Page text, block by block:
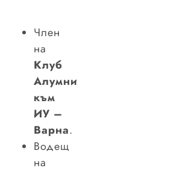
Член
на
Клуб
Алумни
към
ИУ –
Варна.
Водещ
на